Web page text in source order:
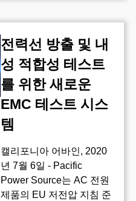
전력선 방출 및 내
성 적합성 테스트
를 위한 새로운
EMC 테스트 시스
템
캘리포니아 어바인, 2020
년 7월 6일 - Pacific
Power Source는 AC 전원
제품의 EU 저전압 지침 준